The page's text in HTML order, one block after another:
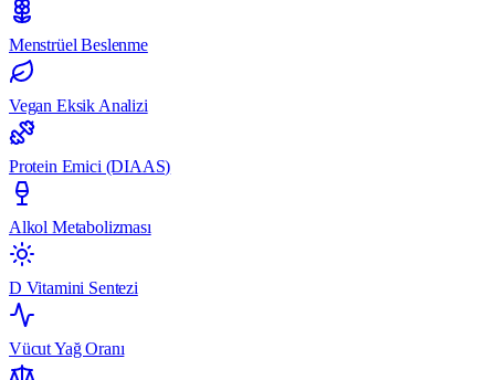
Menstrüel Beslenme
Vegan Eksik Analizi
Protein Emici (DIAAS)
Alkol Metabolizması
D Vitamini Sentezi
Vücut Yağ Oranı